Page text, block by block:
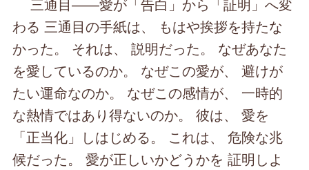
わる 三通目の手紙は、 もはや挨拶を持たな
かった。 それは、 説明だった。 なぜあなた
を愛しているのか。 なぜこの愛が、 避けが
たい運命なのか。 なぜこの感情が、 一時的
な熱情ではあり得ないのか。 彼は、 愛を
「正当化」しはじめる。 これは、 危険な兆
候だった。 愛が正しいかどうかを 証明しよ